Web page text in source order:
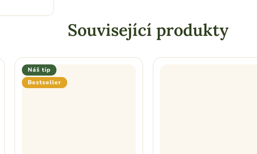
Související produkty
Náš tip
Bestseller